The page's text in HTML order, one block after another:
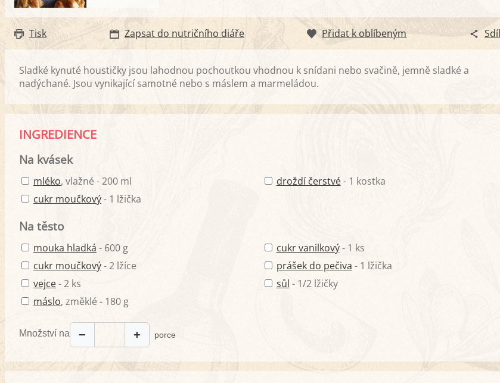
Tisk Zapsat do nutričního diáře Přidat k oblíbeným
Sladké kynuté houstičky jsou lahodnou pochoutkou vhodnou k snídani nebo svačině, jemně sladké a
nadýchané. Jsou vynikající samotné nebo s máslem a marmeládou.
INGREDIENCE
Na kvásek
mléko, vlažné - 200 ml
cukr moučkový- 1 lžička
droždí čerstvé- 1 kostka
Na těsto
mouka hladká - 600 g
cukr moučkový- 2 lžíce
vejce- 2 ks
máslo, změklé - 180 g
cukr vanilkový- 1 ks
prášek do pečiva - 1 lžička
sůl - 1/2 lžičky
Množství na − + porce